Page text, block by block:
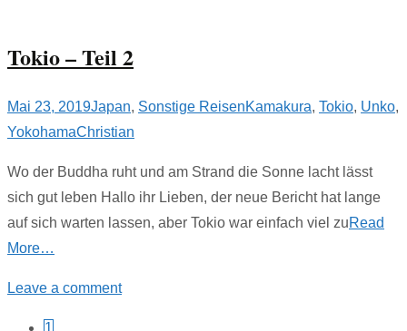
Tokio – Teil 2
Mai 23, 2019Japan, Sonstige ReisenKamakura, Tokio, Unko,
YokohamaChristian
Wo der Buddha ruht und am Strand die Sonne lacht lässt
sich gut leben Hallo ihr Lieben, der neue Bericht hat lange
auf sich warten lassen, aber Tokio war einfach viel zuRead
More…
Leave a comment